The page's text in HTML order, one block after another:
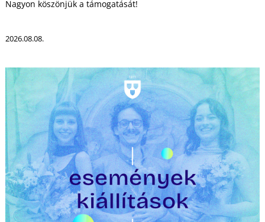
Nagyon köszönjük a támogatását!
2026.08.08.